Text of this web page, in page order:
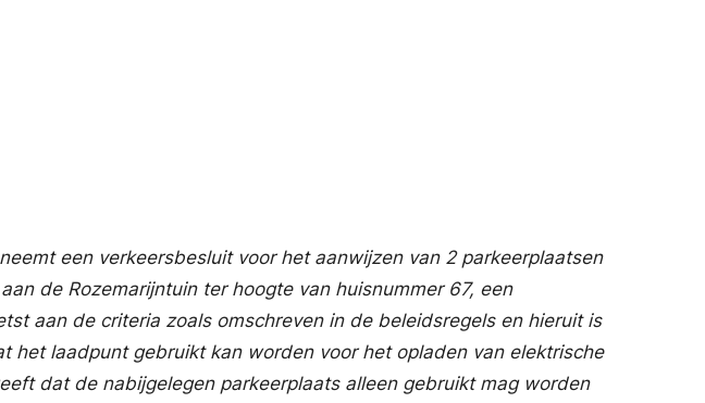
een verkeersbesluit voor het aanwijzen van 2 parkeerplaatsen
de Rozemarijntuin ter hoogte van huisnummer 67, een
aan de criteria zoals omschreven in de beleidsregels en hieruit is
laadpunt gebruikt kan worden voor het opladen van elektrische
dat de nabijgelegen parkeerplaats alleen gebruikt mag worden